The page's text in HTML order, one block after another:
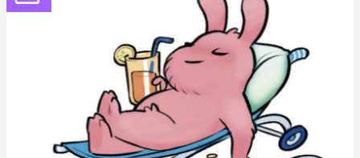
sur le déblocage du jeu en Russie et l'explosion des
joueurs majeurs (+32 %). L'avenir appartient donc
aux adultes, qui ne sont jamais que des enfants
avec du pouvoir d'achat.P.